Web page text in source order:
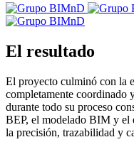
El resultado
El proyecto culminó con la
completamente coordinado
durante todo su proceso
BEP, el modelado BIM y el
la precisión, trazabilidad y